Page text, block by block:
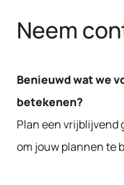
Neem
Benieuwd wat we
betekenen?
Plan een vrijblijvend
om jouw plannen te